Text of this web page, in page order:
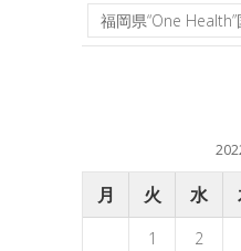
福岡県“One
月 火 水
1 2